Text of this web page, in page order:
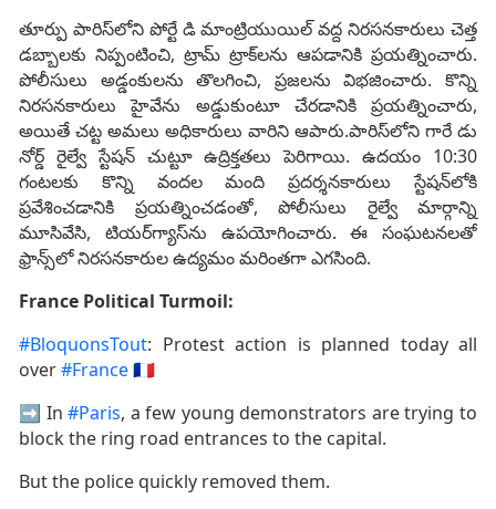
తూర్పు పారిస్‌లోని పోర్టే డి మాంట్రియుయిల్ వద్ద నిరసనకారులు చెత్త
డబ్బాలకు నిప్పంటించి, ట్రామ్ ట్రాక్‌లను ఆపడానికి ప్రయత్నించారు.
పోలీసులు అడ్డంకులను తొలగించి, ప్రజలను విభజించారు. కొన్ని
నిరసనకారులు హైవేను అడ్డుకుంటూ చేరడానికి ప్రయత్నించారు,
అయితే చట్ట అమలు అధికారులు వారిని ఆపారు.పారిస్‌లోని గారే డు
నోర్డ్ రైల్వే స్టేషన్ చుట్టూ ఉద్రిక్తతలు పెరిగాయి. ఉదయం 10:30
గంటలకు కొన్ని వందల మంది ప్రదర్శనకారులు స్టేషన్‌లోకి
ప్రవేశించడానికి ప్రయత్నించడంతో, పోలీసులు రైల్వే మార్గాన్ని
మూసివేసి, టియర్‌గ్యాస్‌ను ఉపయోగించారు. ఈ సంఘటనలతో
ఫ్రాన్స్‌లో నిరసనకారుల ఉద్యమం మరింతగా ఎగసింది.
France Political Turmoil:
#BloquonsTout: Protest action is planned today all
over#France🇫🇷
➡️ In#Paris, a few young demonstrators are trying to
block the ring road entrances to the capital.
But the police quickly removed them.